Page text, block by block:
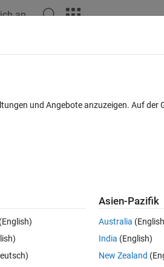
an
Melden
Ältere Kommentare anzeigen
5 Stimmen
profile for an email
that i am signed
am 3
und Angebote anzuzeigen. Auf der
Asien-Pazifik
Australia
India (English)
New Zealand